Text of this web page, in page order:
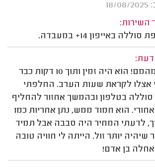
השירות:
באייפון 14+ במעבדה.
דעת:
היה מהמם! הוא היה זמין ותוך 10 דקות כבר
אצלו לקראת שעות הערב. החלפתי
סוללה בטלפון ובהמשך אחזור להחליף
הוא חמוד ממש, נתן אחריות כמו
לדעתי המחיר היה סבבה אבל תמיד
שיהיה יותר זול. הייתה לי חוויה טובה
אחלה בן אדם!